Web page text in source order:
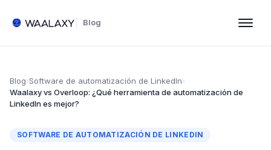
Blog
Blog›Software de automatización de LinkedIn›
Waalaxy vs Overloop: ¿Qué herramienta de automatización de
LinkedIn es mejor?
SOFTWARE DE AUTOMATIZACIÓN DE LINKEDIN